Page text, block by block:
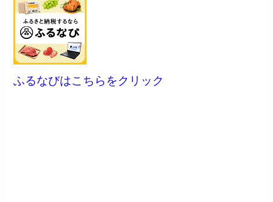
ふるなびはこちらをクリック